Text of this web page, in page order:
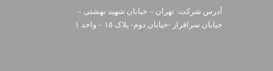
آدرس شرکت: تهران – خیابان شهید بهشتی –
خیابان سرافراز -خیابان دوم- پلاک ١٥ – واحد ١